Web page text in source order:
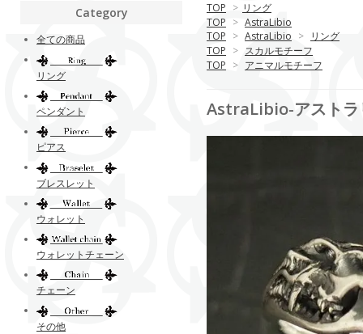
TOP > リング
TOP > AstraLibio
TOP > AstraLibio > リング
TOP > スカルモチーフ
TOP > アニマルモチーフ
AstraLibio-アストラ
Category
全ての商品
リング
ペンダント
ピアス
ブレスレット
ウォレット
ウォレットチェーン
チェーン
その他